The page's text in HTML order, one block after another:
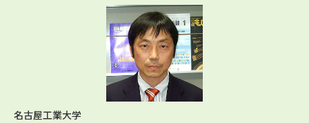
個人情報取扱規定
テレメール進学カタログ
訂正のご案内
名古屋工業大学